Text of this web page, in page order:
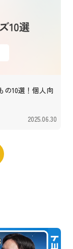
の10選！個人向
2025.06.30